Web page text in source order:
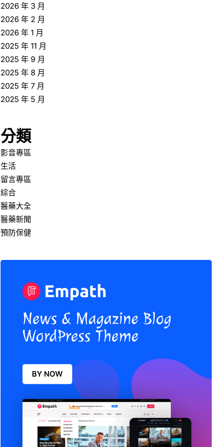
2026 年 3 月
2026 年 2 月
2026 年 1 月
2025 年 11 月
2025 年 9 月
2025 年 8 月
2025 年 7 月
2025 年 5 月
分類
影音專區
生活
留言專區
綜合
醫藥大全
醫藥新聞
預防保健